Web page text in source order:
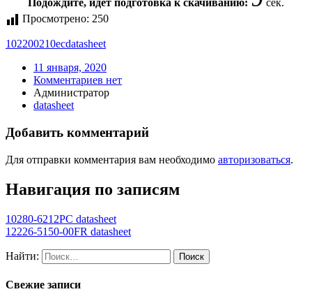
Подождите, идет подготовка к скачиванию:
сек.
Просмотрено: 250
102200210ecdatasheet
11 января, 2020
Комментариев нет
Администратор
datasheet
Добавить комментарий
Для отправки комментария вам необходимо авторизоваться.
Навигация по записям
10280-6212PC datasheet
12226-5150-00FR datasheet
Найти:
Свежие записи